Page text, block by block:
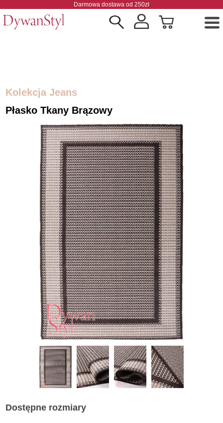
Darmowa dostawa od 250zł
Kolekcja Jeans
Płasko Tkany Brązowy
Dostępne rozmiary